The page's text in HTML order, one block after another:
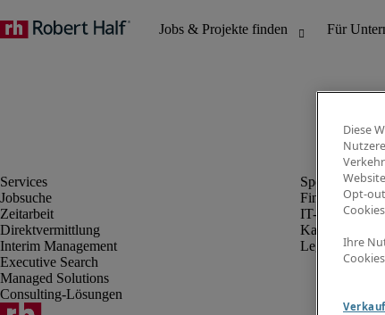
Jobsuche
Zeitarbeit
Direktvermittlung
Interim Management
Executive Search
Managed Solutions
Consulting-Lösungen
Finanz- &
IT-Bereich
Legal
Diese
Opt-
Ihre